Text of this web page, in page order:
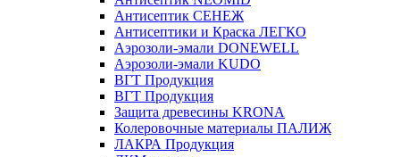
Антисептик СЕНЕЖ
Антисептики и Краска ЛЕГКО
Аэрозоли-эмали DONEWELL
Аэрозоли-эмали KUDO
ВГТ Продукция
ВГТ Продукция
Защита древесины KRONA
Колеровочные материалы ПАЛИЖ
ЛАКРА Продукция